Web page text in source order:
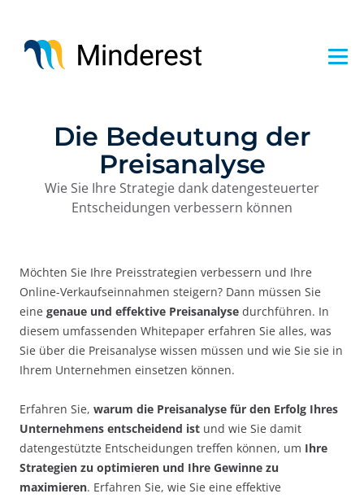
Inhalt
Die Bedeutung der
Preisanalyse
Wie Sie Ihre Strategie dank datengesteuerter
Entscheidungen verbessern können
Möchten Sie Ihre Preisstrategien verbessern und Ihre
Online-Verkaufseinnahmen steigern? Dann müssen Sie
eine genaue und effektive Preisanalyse durchführen. In
diesem umfassenden Whitepaper erfahren Sie alles, was
Sie über die Preisanalyse wissen müssen und wie Sie sie in
Ihrem Unternehmen einsetzen können.
Erfahren Sie, warum die Preisanalyse für den Erfolg Ihres
Unternehmens entscheidend ist und wie Sie damit
datengestützte Entscheidungen treffen können, um Ihre
Strategien zu optimieren und Ihre Gewinne zu
maximieren. Erfahren Sie, wie Sie eine effektive